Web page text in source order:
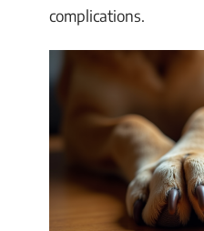
complications.